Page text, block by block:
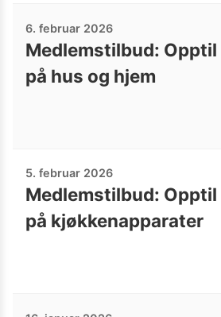
6. februar 2026
Medlemstilbud: Opptil
på hus og hjem
5. februar 2026
Medlemstilbud:
på kjøkkenapparater